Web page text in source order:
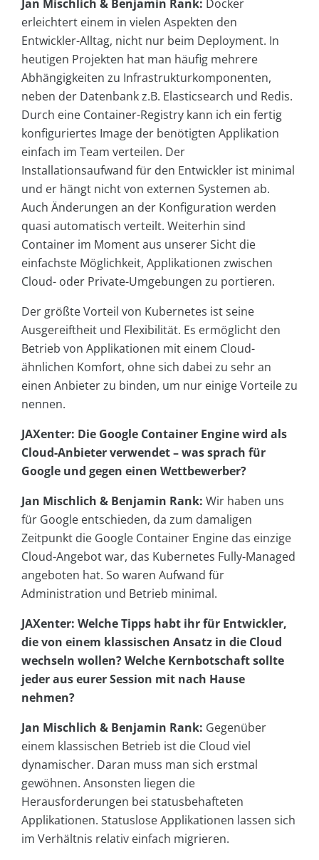
Jan Mischlich & Benjamin Rank: Docker
erleichtert einem in vielen Aspekten den
Entwickler-Alltag, nicht nur beim Deployment. In
heutigen Projekten hat man häufig mehrere
Abhängigkeiten zu Infrastrukturkomponenten,
neben der Datenbank z.B. Elasticsearch und Redis.
Durch eine Container-Registry kann ich ein fertig
konfiguriertes Image der benötigten Applikation
einfach im Team verteilen. Der
Installationsaufwand für den Entwickler ist minimal
und er hängt nicht von externen Systemen ab.
Auch Änderungen an der Konfiguration werden
quasi automatisch verteilt. Weiterhin sind
Container im Moment aus unserer Sicht die
einfachste Möglichkeit, Applikationen zwischen
Cloud- oder Private-Umgebungen zu portieren.
Der größte Vorteil von Kubernetes ist seine
Ausgereiftheit und Flexibilität. Es ermöglicht den
Betrieb von Applikationen mit einem Cloud-
ähnlichen Komfort, ohne sich dabei zu sehr an
einen Anbieter zu binden, um nur einige Vorteile zu
nennen.
JAXenter: Die Google Container Engine wird als
Cloud-Anbieter verwendet – was sprach für
Google und gegen einen Wettbewerber?
Jan Mischlich & Benjamin Rank: Wir haben uns
für Google entschieden, da zum damaligen
Zeitpunkt die Google Container Engine das einzige
Cloud-Angebot war, das Kubernetes Fully-Managed
angeboten hat. So waren Aufwand für
Administration und Betrieb minimal.
JAXenter: Welche Tipps habt ihr für Entwickler,
die von einem klassischen Ansatz in die Cloud
wechseln wollen? Welche Kernbotschaft sollte
jeder aus eurer Session mit nach Hause
nehmen?
Jan Mischlich & Benjamin Rank: Gegenüber
einem klassischen Betrieb ist die Cloud viel
dynamischer. Daran muss man sich erstmal
gewöhnen. Ansonsten liegen die
Herausforderungen bei statusbehafteten
Applikationen. Statuslose Applikationen lassen sich
im Verhältnis relativ einfach migrieren.